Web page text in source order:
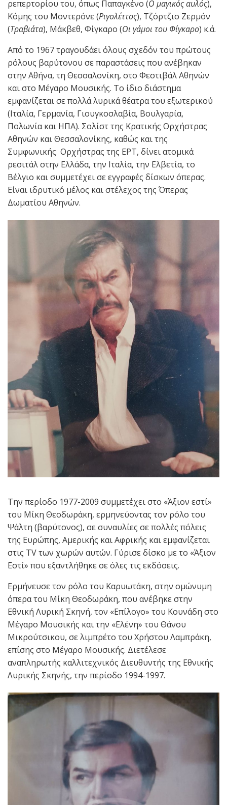
ρεπερτορίου του, όπως Παπαγκένο (Ο μαγικός αυλός),
Κόμης του Μοντερόνε (Ριγολέττος), Τζόρτζιο Ζερμόν
(Τραβιάτα), Μάκβεθ, Φίγκαρο (Οι γάμοι του Φίγκαρο) κ.ά.
Από το 1967 τραγουδάει όλους σχεδόν του πρώτους
ρόλους βαρύτονου σε παραστάσεις που ανέβηκαν
στην Αθήνα, τη Θεσσαλονίκη, στο Φεστιβάλ Αθηνών
και στο Μέγαρο Μουσικής. Το ίδιο διάστημα
εμφανίζεται σε πολλά λυρικά θέατρα του εξωτερικού
(Ιταλία, Γερμανία, Γιουγκοσλαβία, Βουλγαρία,
Πολωνία και ΗΠΑ). Σολίστ της Κρατικής Ορχήστρας
Αθηνών και Θεσσαλονίκης, καθώς και της
Συμφωνικής Ορχήστρας της ΕΡΤ, δίνει ατομικά
ρεσιτάλ στην Ελλάδα, την Ιταλία, την Ελβετία, το
Βέλγιο και συμμετέχει σε εγγραφές δίσκων όπερας.
Είναι ιδρυτικό μέλος και στέλεχος της Όπερας
Δωματίου Αθηνών.
Την περίοδο 1977-2009 συμμετέχει στο «Άξιον εστί»
του Μίκη Θεοδωράκη, ερμηνεύοντας τον ρόλο του
Ψάλτη (βαρύτονος), σε συναυλίες σε πολλές πόλεις
της Ευρώπης, Αμερικής και Αφρικής και εμφανίζεται
στις TV των χωρών αυτών. Γύρισε δίσκο με το «Άξιον
Εστί» που εξαντλήθηκε σε όλες τις εκδόσεις.
Ερμήνευσε τον ρόλο του Καρυωτάκη, στην ομώνυμη
όπερα του Μίκη Θεοδωράκη, που ανέβηκε στην
Εθνική Λυρική Σκηνή, τον «Επίλογο» του Κουνάδη στο
Μέγαρο Μουσικής και την «Ελένη» του Θάνου
Μικρούτσικου, σε λιμπρέτο του Χρήστου Λαμπράκη,
επίσης στο Μέγαρο Μουσικής. Διετέλεσε
αναπληρωτής καλλιτεχνικός Διευθυντής της Εθνικής
Λυρικής Σκηνής, την περίοδο 1994-1997.